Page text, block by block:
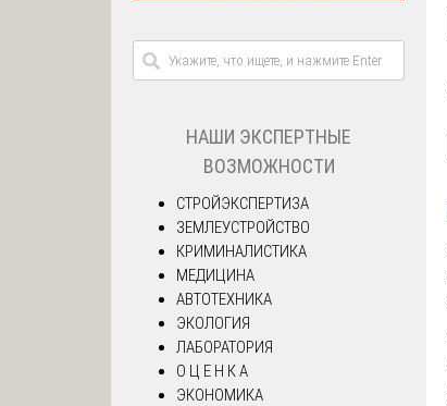
НАШИ ЭКСПЕРТНЫЕ
ВОЗМОЖНОСТИ
СТРОЙЭКСПЕРТИЗА
ЗЕМЛЕУСТРОЙСТВО
КРИМИНАЛИСТИКА
МЕДИЦИНА
АВТОТЕХНИКА
ЭКОЛОГИЯ
ЛАБОРАТОРИЯ
О Ц Е Н К А
ЭКОНОМИКА